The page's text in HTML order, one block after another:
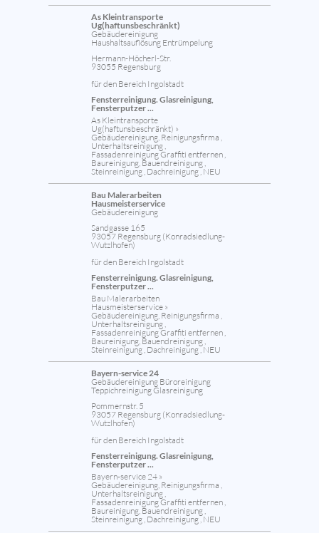
As Kleintransporte
Ug(haftunsbeschränkt)
Gebäudereinigung
Haushaltsauflösung Entrümpelung
Hermann-Höcherl-Str.
93055 Regensburg
für den Bereich Ingolstadt
Fensterreinigung. Glasreinigung,
Fensterputzer ...
As Kleintransporte
Ug(haftunsbeschränkt) »
Gebäudereinigung, Reinigungsfirma ,
Unterhaltsreinigung ,
Fassadenreinigung Graffiti entfernen ,
Baureinigung, Bauendreinigung ,
Steinreinigung , Dachreinigung , NEU
Bau Malerarbeiten
Hausmeisterservice
Gebäudereinigung
Sandgasse 165
93057 Regensburg (Konradsiedlung-
Wutzlhofen)
für den Bereich Ingolstadt
Fensterreinigung. Glasreinigung,
Fensterputzer ...
Bau Malerarbeiten
Hausmeisterservice »
Gebäudereinigung, Reinigungsfirma ,
Unterhaltsreinigung ,
Fassadenreinigung Graffiti entfernen ,
Baureinigung, Bauendreinigung ,
Steinreinigung , Dachreinigung , NEU
Bayern-service 24
Gebäudereinigung Büroreinigung
Teppichreinigung Glasreinigung
Pommernstr. 5
93057 Regensburg (Konradsiedlung-
Wutzlhofen)
für den Bereich Ingolstadt
Fensterreinigung. Glasreinigung,
Fensterputzer ...
Bayern-service 24 »
Gebäudereinigung, Reinigungsfirma ,
Unterhaltsreinigung ,
Fassadenreinigung Graffiti entfernen ,
Baureinigung, Bauendreinigung ,
Steinreinigung , Dachreinigung , NEU